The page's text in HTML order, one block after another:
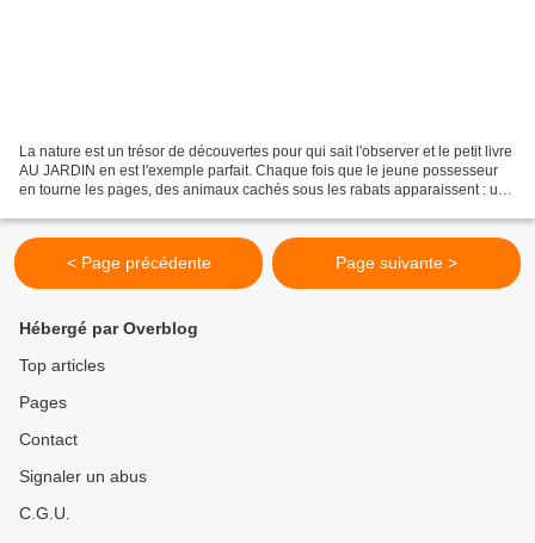
La nature est un trésor de découvertes pour qui sait l'observer et le petit livre
AU JARDIN en est l'exemple parfait. Chaque fois que le jeune possesseur
en tourne les pages, des animaux cachés sous les rabats apparaissent : une
< Page précédente Page suivante >
Hébergé par Overblog
Top articles
Pages
Contact
Signaler un abus
C.G.U.